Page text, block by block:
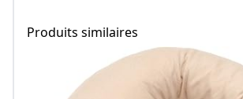
Produits similaires